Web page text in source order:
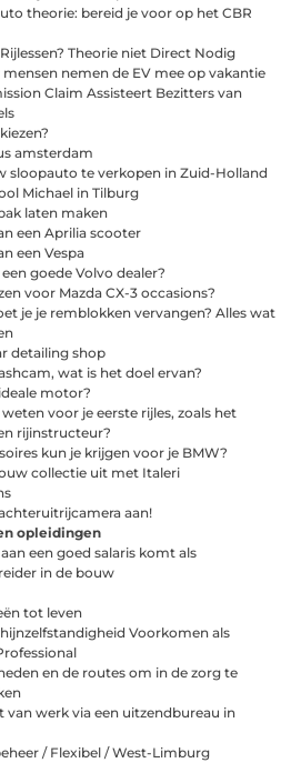
theorie: bereid je voor op het CBR
Theorie niet Direct Nodig
mensen nemen de EV mee op vakantie
Claim Assisteert Bezitters van
amsterdam
sloopauto te verkopen in Zuid-Holland
Michael in Tilburg
laten maken
een Aprilia scooter
een Vespa
goede Volvo dealer?
voor Mazda CX-3 occasions?
je je remblokken vervangen? Alles wat
detailing shop
wat is het doel ervan?
motor?
voor je eerste rijles, zoals het
rijinstructeur?
kun je krijgen voor je BMW?
collectie uit met Italeri
aan!
opleidingen
een goed salaris komt als
in de bouw
tot leven
Voorkomen als
en de routes om in de zorg te
van werk via een uitzendbureau in
/ Flexibel / West-Limburg